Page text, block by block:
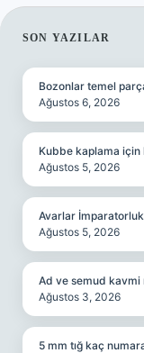
SON YAZILAR
Bozonlar temel
Ağustos 6, 2026
Kubbe kaplama için
Ağustos 5, 2026
Avarlar
Ağustos 5, 2026
Ad ve semud kavmi
Ağustos 3, 2026
5 mm tığ kaç